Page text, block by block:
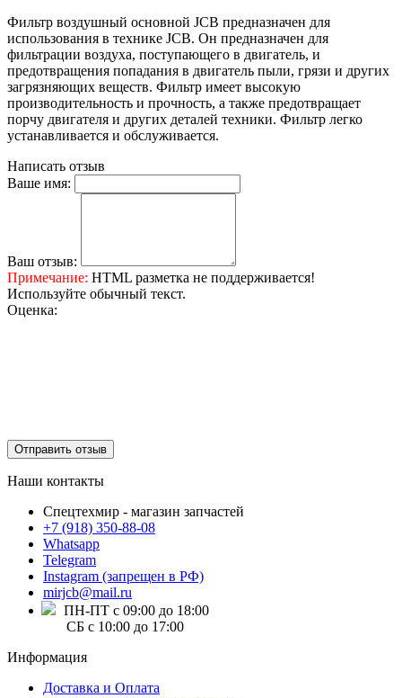
Фильтр воздушный основной JCB предназначен для
использования в технике JCB. Он предназначен для
фильтрации воздуха, поступающего в двигатель, и
предотвращения попадания в двигатель пыли, грязи и других
загрязняющих веществ. Фильтр имеет высокую
производительность и прочность, а также предотвращает
порчу двигателя и других деталей техники. Фильтр легко
устанавливается и обслуживается.
Написать отзыв
Ваше имя:
Ваш отзыв:
Примечание: HTML разметка не поддерживается!
Используйте обычный текст.
Оценка:
Отправить отзыв
Наши контакты
Спецтехмир - магазин запчастей
+7 (918) 350-88-08
Whatsapp
Telegram
Instagram (запрещен в РФ)
mirjcb@mail.ru
ПН-ПТ с 09:00 до 18:00
СБ с 10:00 до 17:00
Информация
Доставка и Оплата